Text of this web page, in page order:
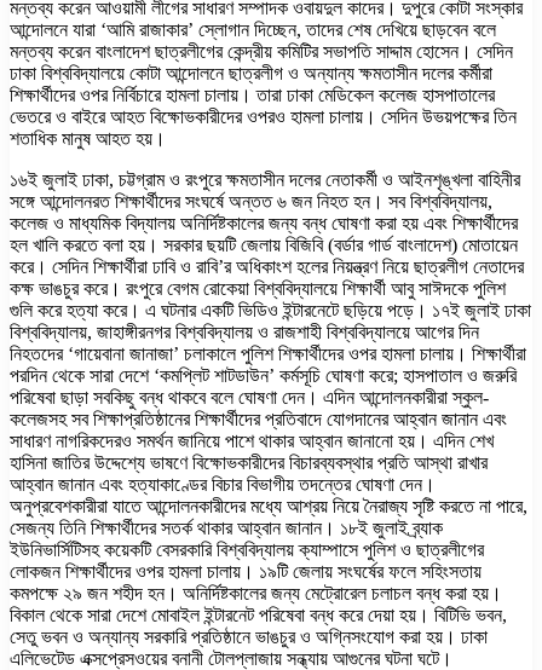
মন্তব্য করেন আওয়ামী লীগের সাধারণ সম্পাদক ওবায়দুল কাদের। দুপুরে কোটা সংস্কার
আন্দোলনে যারা ‘আমি রাজাকার’ স্লোগান দিচ্ছেন, তাদের শেষ দেখিয়ে ছাড়বেন বলে
মন্তব্য করেন বাংলাদেশ ছাত্রলীগের কেন্দ্রীয় কমিটির সভাপতি সাদ্দাম হোসেন। সেদিন
ঢাকা বিশ্ববিদ্যালয়ে কোটা আন্দোলনে ছাত্রলীগ ও অন্যান্য ক্ষমতাসীন দলের কর্মীরা
শিক্ষার্থীদের ওপর নির্বিচারে হামলা চালায়। তারা ঢাকা মেডিকেল কলেজ হাসপাতালের
ভেতরে ও বাইরে আহত বিক্ষোভকারীদের ওপরও হামলা চালায়। সেদিন উভয়পক্ষের তিন
শতাধিক মানুষ আহত হয়।
১৬ই জুলাই ঢাকা, চট্টগ্রাম ও রংপুরে ক্ষমতাসীন দলের নেতাকর্মী ও আইনশৃঙ্খলা বাহিনীর
সঙ্গে আন্দোলনরত শিক্ষার্থীদের সংঘর্ষে অন্তত ৬ জন নিহত হন। সব বিশ্ববিদ্যালয়,
কলেজ ও মাধ্যমিক বিদ্যালয় অনির্দিষ্টকালের জন্য বন্ধ ঘোষণা করা হয় এবং শিক্ষার্থীদের
হল খালি করতে বলা হয়। সরকার ছয়টি জেলায় বিজিবি (বর্ডার গার্ড বাংলাদেশ) মোতায়েন
করে। সেদিন শিক্ষার্থীরা ঢাবি ও রাবি’র অধিকাংশ হলের নিয়ন্ত্রণ নিয়ে ছাত্রলীগ নেতাদের
কক্ষ ভাঙচুর করে। রংপুরে বেগম রোকেয়া বিশ্ববিদ্যালয়ে শিক্ষার্থী আবু সাঈদকে পুলিশ
গুলি করে হত্যা করে। এ ঘটনার একটি ভিডিও ইন্টারনেটে ছড়িয়ে পড়ে। ১৭ই জুলাই ঢাকা
বিশ্ববিদ্যালয়, জাহাঙ্গীরনগর বিশ্ববিদ্যালয় ও রাজশাহী বিশ্ববিদ্যালয়ে আগের দিন
নিহতদের ‘গায়েবানা জানাজা’ চলাকালে পুলিশ শিক্ষার্থীদের ওপর হামলা চালায়। শিক্ষার্থীরা
পরদিন থেকে সারা দেশে ‘কমপ্লিট শাটডাউন’ কর্মসূচি ঘোষণা করে; হাসপাতাল ও জরুরি
পরিষেবা ছাড়া সবকিছু বন্ধ থাকবে বলে ঘোষণা দেন। এদিন আন্দোলনকারীরা স্কুল-
কলেজসহ সব শিক্ষাপ্রতিষ্ঠানের শিক্ষার্থীদের প্রতিবাদে যোগদানের আহ্বান জানান এবং
সাধারণ নাগরিকদেরও সমর্থন জানিয়ে পাশে থাকার আহ্বান জানানো হয়। এদিন শেখ
হাসিনা জাতির উদ্দেশ্যে ভাষণে বিক্ষোভকারীদের বিচারব্যবস্থার প্রতি আস্থা রাখার
আহ্বান জানান এবং হত্যাকাণ্ডের বিচার বিভাগীয় তদন্তের ঘোষণা দেন।
অনুপ্রবেশকারীরা যাতে আন্দোলনকারীদের মধ্যে আশ্রয় নিয়ে নৈরাজ্য সৃষ্টি করতে না পারে,
সেজন্য তিনি শিক্ষার্থীদের সতর্ক থাকার আহ্বান জানান। ১৮ই জুলাই ব্র্যাক
ইউনিভার্সিটিসহ কয়েকটি বেসরকারি বিশ্ববিদ্যালয় ক্যাম্পাসে পুলিশ ও ছাত্রলীগের
লোকজন শিক্ষার্থীদের ওপর হামলা চালায়। ১৯টি জেলায় সংঘর্ষের ফলে সহিংসতায়
কমপক্ষে ২৯ জন শহীদ হন। অনির্দিষ্টকালের জন্য মেট্রোরেল চলাচল বন্ধ করা হয়।
বিকাল থেকে সারা দেশে মোবাইল ইন্টারনেট পরিষেবা বন্ধ করে দেয়া হয়। বিটিভি ভবন,
সেতু ভবন ও অন্যান্য সরকারি প্রতিষ্ঠানে ভাঙচুর ও অগ্নিসংযোগ করা হয়। ঢাকা
এলিভেটেড এক্সপ্রেসওয়ের বনানী টোলপ্লাজায় সন্ধ্যায় আগুনের ঘটনা ঘটে।